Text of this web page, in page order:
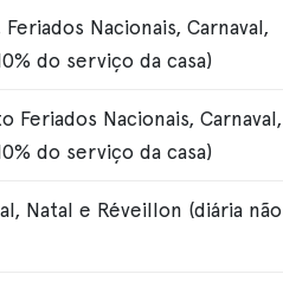
Nacionais, Carnaval,
do serviço da casa)
Nacionais, Carnaval,
do serviço da casa)
Natal e Réveillon (diária não